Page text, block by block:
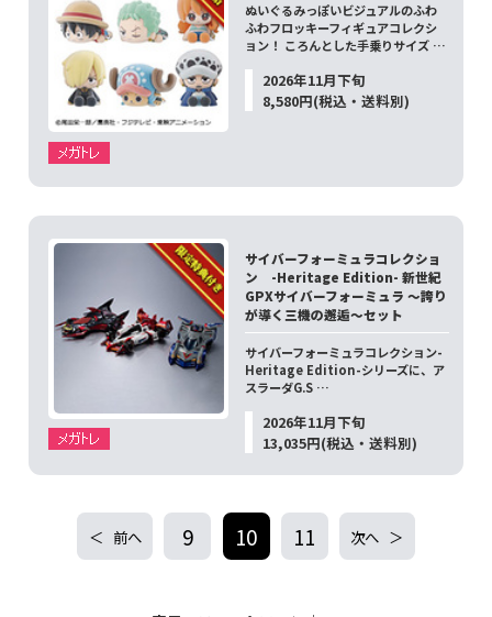
ぬいぐるみっぽいビジュアルのふわ
ふわフロッキーフィギュアコレクシ
ョン！ ころんとした手乗りサイズ …
2026年11月下旬
8,580円(税込・送料別)
サイバーフォーミュラコレクショ
ン -Heritage Edition- 新世紀
GPXサイバーフォーミュラ ～誇り
が導く三機の邂逅～セット
サイバーフォーミュラコレクション-
Heritage Edition-シリーズに、ア
スラーダG.S …
2026年11月下旬
13,035円(税込・送料別)
前へ 9 10 11 次へ